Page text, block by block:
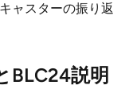
ャスターの振り返
BLC24説明